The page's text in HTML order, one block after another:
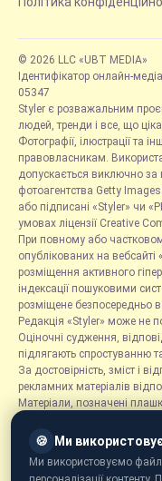
© 2026 LLC «UBT MEDIA»
Ідентифікатор онлайн-
05347
Styler є розважальним
людей, тренди і все, що
Фотографії, ілюстрації та
правовласникам.
допускається виключно за
фотоагентства Getty
або підписані «Styler» чи
умовах ліцензії Creative
При повному або
опублікованих на
розміщення активного
індексації пошуковими
розміщене безпосередньо в
Редакція «Styler» може не
Оціночні судження,
підлягають спростуванню
За достовірність, зміст і
рекламних матеріалів
Матеріали, позначені
розміщуються на правах
Рубрика «Новини
новини, повідомлення та
🍪 Ми
Ми використовуємо